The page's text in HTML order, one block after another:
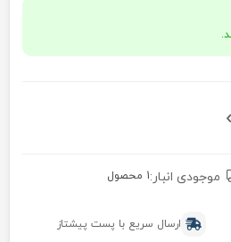
موجودی انبار:1 محصول
ارسال سریع با پست پیشتاز